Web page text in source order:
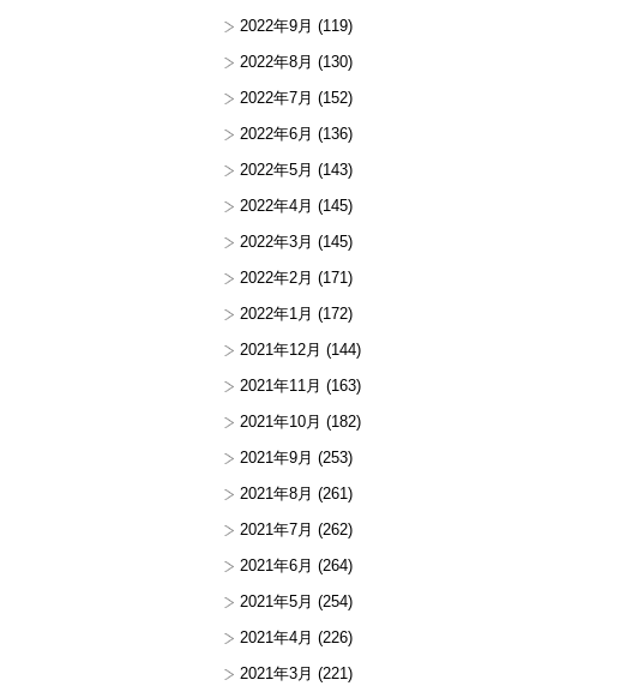
2022年9月 (119)
2022年8月 (130)
2022年7月 (152)
2022年6月 (136)
2022年5月 (143)
2022年4月 (145)
2022年3月 (145)
2022年2月 (171)
2022年1月 (172)
2021年12月 (144)
2021年11月 (163)
2021年10月 (182)
2021年9月 (253)
2021年8月 (261)
2021年7月 (262)
2021年6月 (264)
2021年5月 (254)
2021年4月 (226)
2021年3月 (221)